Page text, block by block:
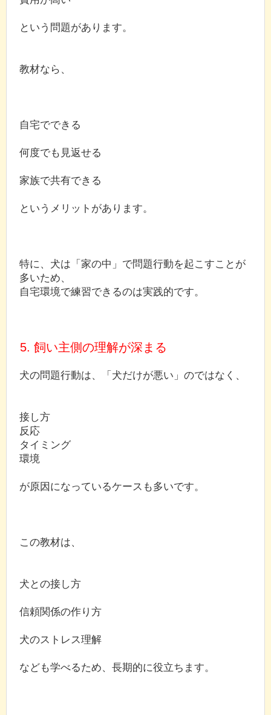
という問題があります。
教材なら、
自宅でできる
何度でも見返せる
家族で共有できる
というメリットがあります。
特に、犬は「家の中」で問題行動を起こすことが
多いため、
自宅環境で練習できるのは実践的です。
5. 飼い主側の理解が深まる
犬の問題行動は、「犬だけが悪い」のではなく、
接し方
反応
タイミング
環境
が原因になっているケースも多いです。
この教材は、
犬との接し方
信頼関係の作り方
犬のストレス理解
なども学べるため、長期的に役立ちます。